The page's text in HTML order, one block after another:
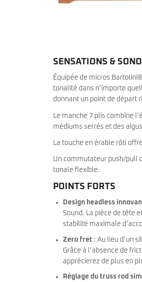
SENSATIONS &
Équipée de micros
tonalité dans n’importe
donnant un point de départ
Le manche 7 plis combine
médiums serrés et des
La touche en érable rôti
Un commutateur push/pull
tonale flexible.
POINTS FORTS
Design headless
Sound. La pièce de tête
stabilité maximale
Zero fret : Au lieu d’un
Grâce à l’absence de
apprécierez de plus en
Réglage du truss rod